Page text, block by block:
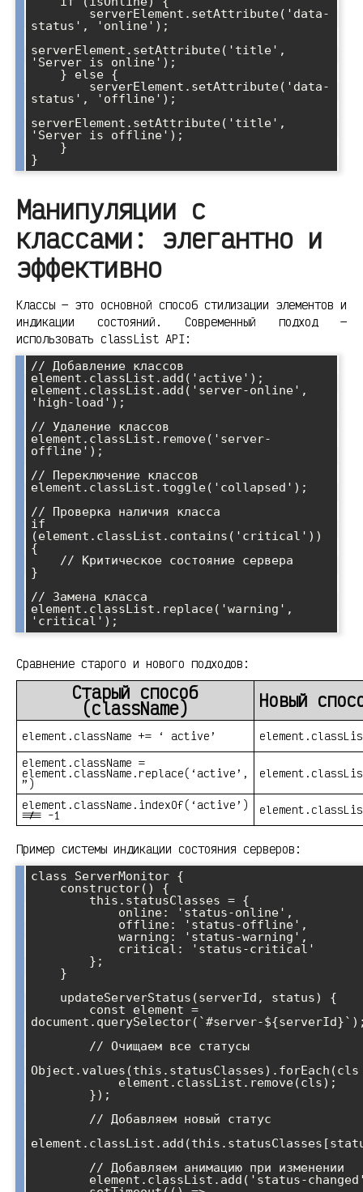
status', 'online');
serverElement.setAttribute('title',
'Server is online');
status', 'offline');
serverElement.setAttribute('title',
'Server is offline');
Манипуляции с
классами: элегантно и
эффективно
Классы — это основной способ стилизации элементов и
индикации состояний. Современный подход —
использовать classList API:
// Добавление классов
element.classList.add('active');
element.classList.add('server-online',
'high-load');
// Удаление классов
element.classList.remove('server-
offline');
// Переключение классов
element.classList.toggle('collapsed');
// Проверка наличия класса
if
(element.classList.contains('critical'))
{
}
// Замена класса
element.classList.replace('warning',
Сравнение старого и нового подходов:
Старый способ
(className) Новый
element.className += ‘ active’
element.className =
element.className.replace(‘active’,
”)
element.className.indexOf(‘active’)
!== -1
Пример системы индикации состояния серверов:
class ServerMonitor {
document.querySelector(`#server-